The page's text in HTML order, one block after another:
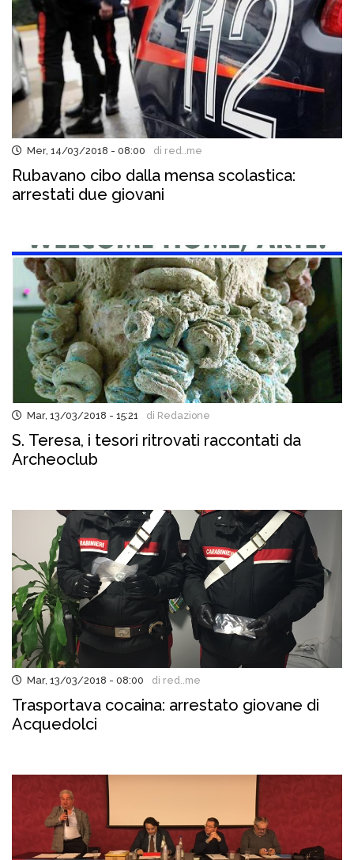
Mer, 14/03/2018 - 08:00 di red..me
Rubavano cibo dalla mensa scolastica:
arrestati due giovani
Mar, 13/03/2018 - 15:21 di Redazione
S. Teresa, i tesori ritrovati raccontati da
Archeoclub
Mar, 13/03/2018 - 08:00 di red..me
Trasportava cocaina: arrestato giovane di
Acquedolci